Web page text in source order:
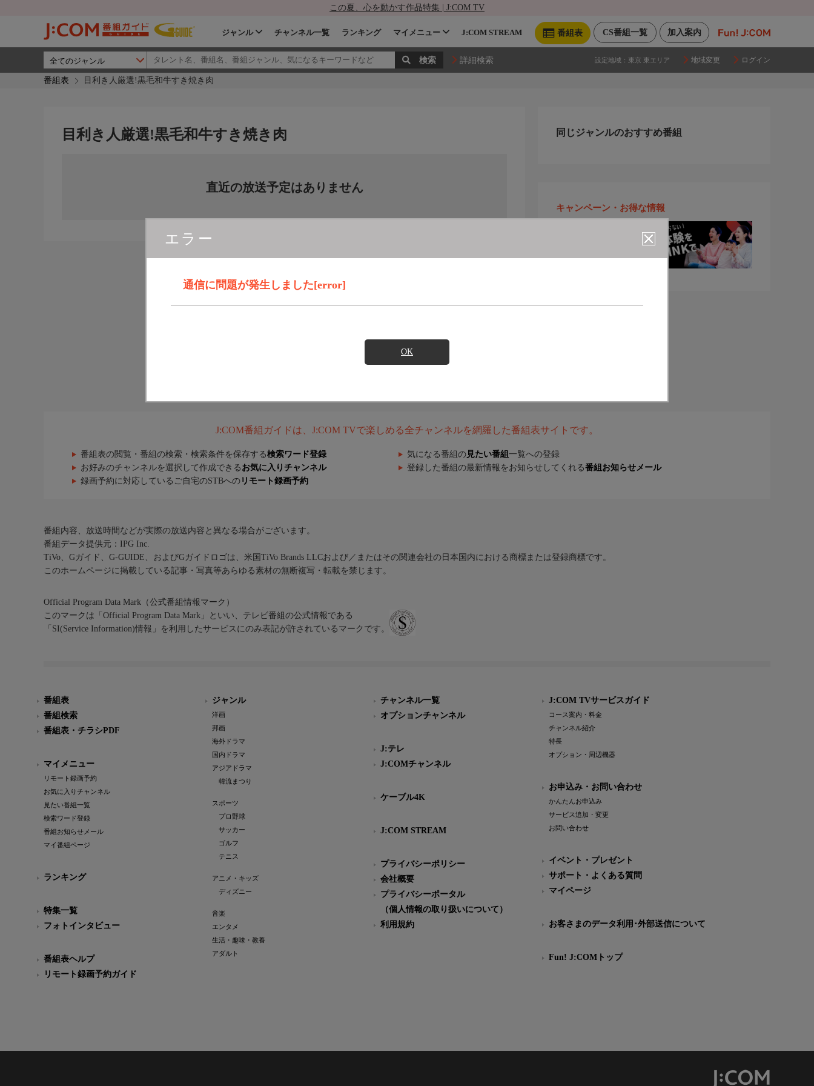
この夏、心を動かす作品特集 | J:COM TV
加入案内
CS番組一覧
番組表
ジャンル チャンネル一覧 ランキング マイメニュー J:COM STREAM
詳細検索 設定地域： 東京 東エリア 地域変更 ログイン
番組表 目利き人厳選!黒毛和牛すき焼き肉
エラー
通信に問題が発生しました[error]
OK
目利き人厳選!黒毛和牛すき焼き肉
直近の放送予定はありません
同じジャンルのおすすめ番組
キャンペーン・お得な情報
J:COM番組ガイドは、J:COM TVで楽しめる全チャンネルを網羅した番組表サイトです。
番組表の閲覧・番組の検索・検索条件を保存する検索ワード登録 気になる番組の 見たい番組 一覧への登録
お好みのチャンネルを選択して作成できる お気に入りチャンネル 登録した番組の最新情報をお知らせしてくれる番組お知らせメール
録画予約に対応しているご自宅のSTBへの リモート録画予約
番組内容、放送時間などが実際の放送内容と異なる場合がございます。
番組データ提供元：IPG Inc.
TiVo、Gガイド、G-GUIDE、およびGガイドロゴは、米国TiVo Brands LLCおよび／またはその関連会社の日本国内における商標または登録商標です。
このホームページに掲載している記事・写真等あらゆる素材の無断複写・転載を禁じます。
Official Program Data Mark（公式番組情報マーク）
このマークは「Official Program Data Mark」といい、テレビ番組の公式情報である
「SI(Service Information)情報」を利用したサービスにのみ表記が許されているマークです。
番組表
番組検索
番組表・チラシPDF
マイメニュー
リモート録画予約
お気に入りチャンネル
見たい番組一覧
検索ワード登録
番組お知らせメール
マイ番組ページ
ランキング
特集一覧
フォトインタビュー
番組表ヘルプ
リモート録画予約ガイド
ジャンル
洋画
邦画
海外ドラマ
国内ドラマ
アジアドラマ
韓流まつり
スポーツ
プロ野球
サッカー
ゴルフ
テニス
アニメ・キッズ
ディズニー
音楽
エンタメ
生活・趣味・教養
アダルト
チャンネル一覧
オプションチャンネル
J:テレ
J:COMチャンネル
ケーブル4K
J:COM STREAM
プライバシーポリシー
会社概要
プライバシーポータル
（個人情報の取り扱いについて）
利用規約
J:COM TVサービスガイド
コース案内・料金
チャンネル紹介
特長
オプション・周辺機器
お申込み・お問い合わせ
かんたんお申込み
サービス追加・変更
お問い合わせ
イベント・プレゼント
サポート・よくある質問
マイページ
お客さまのデータ利用･外部送信について
Fun! J:COMトップ